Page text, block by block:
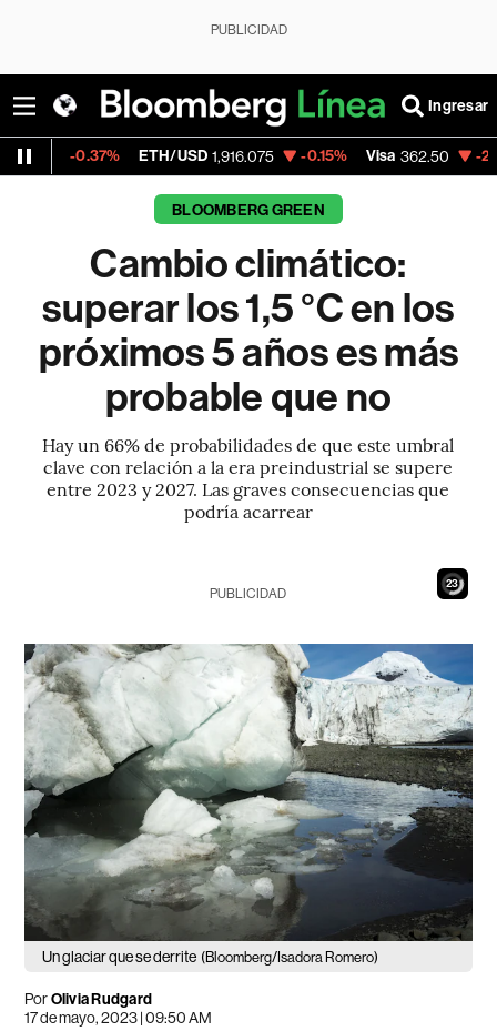
PUBLICIDAD
Ingresar
ETH/USD 1,916.075 -0.15% Visa 362.50 -2.15%
BLOOMBERG GREEN
Cambio climático:
superar los 1,5 °C en los
próximos 5 años es más
probable que no
Hay un 66% de probabilidades de que este umbral
clave con relación a la era preindustrial se supere
entre 2023 y 2027. Las graves consecuencias que
podría acarrear
21
PUBLICIDAD
Un glaciar que se derrite (Bloomberg/Isadora Romero)
PorOlivia Rudgard
17 de mayo, 2023 | 09:50 AM